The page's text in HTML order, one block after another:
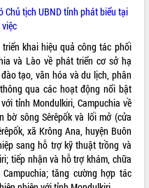
Chủ tịch UBND tỉnh phát biểu tại
khai hiệu quả công tác phối
và Lào về phát triển cơ sở hạ
tạo, văn hóa và du lịch, phân
qua các hoạt động nổi bật
tỉnh Mondulkiri, Campuchia về
bờ sông Sêrêpốk và lối mở (cửa
xã Krông Ana, huyện Buôn
sang hỗ trợ kỹ thuật trồng và
tiếp nhận và hỗ trợ khám, chữa
tăng cường hợp tác